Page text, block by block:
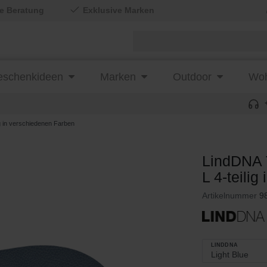
in verschiedenen Farben
Marken Outdoor
L 4-teilig
Artikelnummer
LINDDNA